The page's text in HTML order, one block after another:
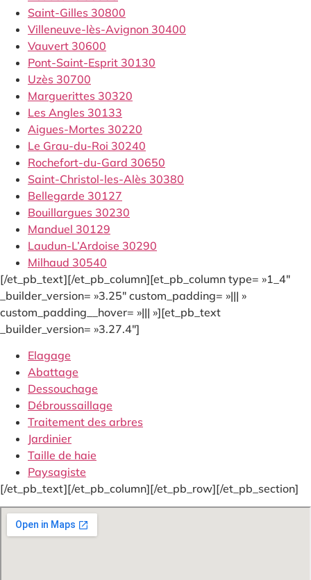
Saint-Gilles 30800
Villeneuve-lès-Avignon 30400
Vauvert 30600
Pont-Saint-Esprit 30130
Uzès 30700
Marguerittes 30320
Les Angles 30133
Aigues-Mortes 30220
Le Grau-du-Roi 30240
Rochefort-du-Gard 30650
Saint-Christol-les-Alès 30380
Bellegarde 30127
Bouillargues 30230
Manduel 30129
Laudun-L’Ardoise 30290
Milhaud 30540
[/et_pb_text][/et_pb_column][et_pb_column type= »1_4″
_builder_version= »3.25″ custom_padding= »||| »
custom_padding__hover= »||| »][et_pb_text
_builder_version= »3.27.4″]
Elagage
Abattage
Dessouchage
Débroussaillage
Traitement des arbres
Jardinier
Taille de haie
Paysagiste
[/et_pb_text][/et_pb_column][/et_pb_row][/et_pb_section]